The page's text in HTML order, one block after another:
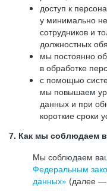
доступ к
у минимально
сотрудников и
должностных
мы постоянно
в обработке
с помощью
мы повышаем
данных и при
короткие сроки
7. Как мы соблюдаем
Мы соблюдаем
Федеральным
данных» (далее —